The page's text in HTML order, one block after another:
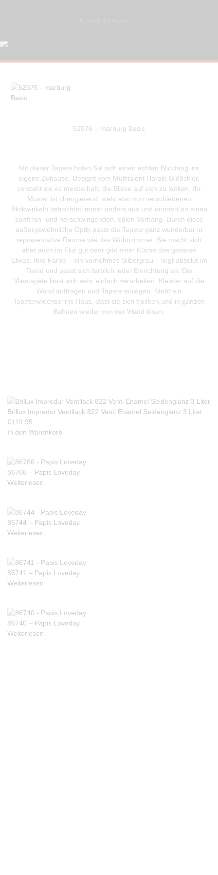
52576 – marburg Basic
Mit dieser Tapete holen Sie sich einen echten Blickfang ins
eigene Zuhause. Designt vom Multitalent Harald Glööckler,
versteht sie es meisterhaft, die Blicke auf sich zu lenken. Ihr
Muster ist changierend, sieht also von verschiedenen
Blickwinkeln betrachtet immer anders aus und erinnert an einen
sanft hin- und herschwingenden, edlen Vorhang. Durch diese
außergewöhnliche Optik passt die Tapete ganz wunderbar in
repräsentative Räume wie das Wohnzimmer. Sie macht sich
aber auch im Flur gut oder gibt einer Küche das gewisse
Etwas. Ihre Farbe – ein vornehmes Silbergrau – liegt absolut im
Trend und passt sich farblich jeder Einrichtung an. Die
Vliestapete lässt sich sehr einfach verarbeiten: Kleister auf die
Wand auftragen und Tapete einlegen. Steht ein
Tapetenwechsel ins Haus, lässt sie sich trocken und in ganzen
Bahnen wieder von der Wand lösen.
Brillux Impredur Ventilack 822 Venti Enamel Seidenglanz 3 Liter
€119.95
In den Warenkorb
86766 – Papis Loveday
Weiterlesen
86744 – Papis Loveday
Weiterlesen
86741 – Papis Loveday
Weiterlesen
86740 – Papis Loveday
Weiterlesen